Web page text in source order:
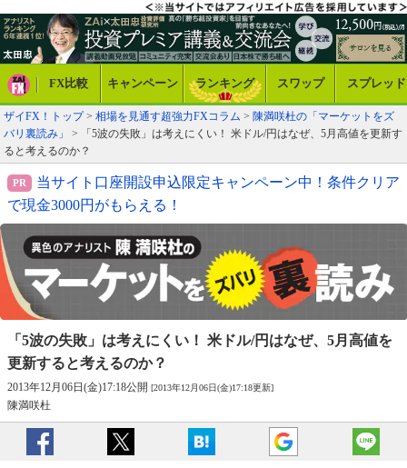
FX比較 キャンペーン ランキング スワップ スプレッド
ザイFX！トップ> 相場を見通す超強力FXコラム > 陳満咲杜の「マーケットをズ
バリ裏読み」
> 「5波の失敗」は考えにくい！ 米ドル/円はなぜ、5月高値を更新す
ると考えるのか？
当サイト口座開設申込限定キャンペーン中！条件クリア
で現金3000円がもらえる！
「5波の失敗」は考えにくい！ 米ドル/円はなぜ、5月高値を
更新すると考えるのか？
2013年12月06日(金)17:18公開 [2013年12月06日(金)17:18更新]
陳満咲杜